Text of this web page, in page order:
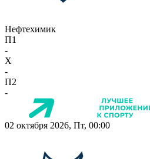
Нефтехимик
П1
-
X
-
П2
-
02 октября 2026, Пт, 00:00